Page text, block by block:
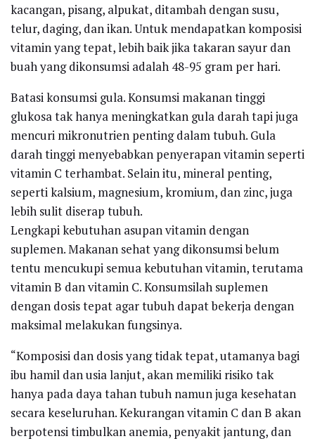
kacangan, pisang, alpukat, ditambah dengan susu,
telur, daging, dan ikan. Untuk mendapatkan komposisi
vitamin yang tepat, lebih baik jika takaran sayur dan
buah yang dikonsumsi adalah 48-95 gram per hari.
Batasi konsumsi gula. Konsumsi makanan tinggi
glukosa tak hanya meningkatkan gula darah tapi juga
mencuri mikronutrien penting dalam tubuh. Gula
darah tinggi menyebabkan penyerapan vitamin seperti
vitamin C terhambat. Selain itu, mineral penting,
seperti kalsium, magnesium, kromium, dan zinc, juga
lebih sulit diserap tubuh.
Lengkapi kebutuhan asupan vitamin dengan
suplemen. Makanan sehat yang dikonsumsi belum
tentu mencukupi semua kebutuhan vitamin, terutama
vitamin B dan vitamin C. Konsumsilah suplemen
dengan dosis tepat agar tubuh dapat bekerja dengan
maksimal melakukan fungsinya.
“Komposisi dan dosis yang tidak tepat, utamanya bagi
ibu hamil dan usia lanjut, akan memiliki risiko tak
hanya pada daya tahan tubuh namun juga kesehatan
secara keseluruhan. Kekurangan vitamin C dan B akan
berpotensi timbulkan anemia, penyakit jantung, dan